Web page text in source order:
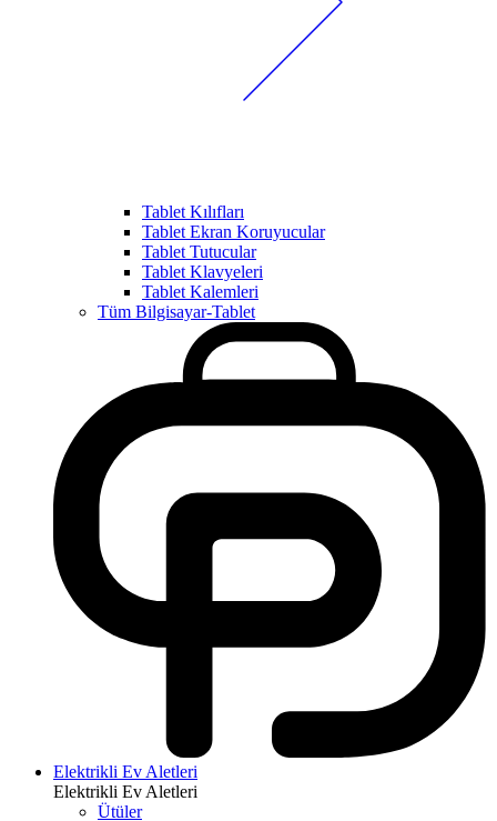
Tablet Kılıfları
Tablet Ekran Koruyucular
Tablet Tutucular
Tablet Klavyeleri
Tablet Kalemleri
Tüm Bilgisayar-Tablet
Elektrikli Ev Aletleri
Elektrikli Ev Aletleri
Ütüler